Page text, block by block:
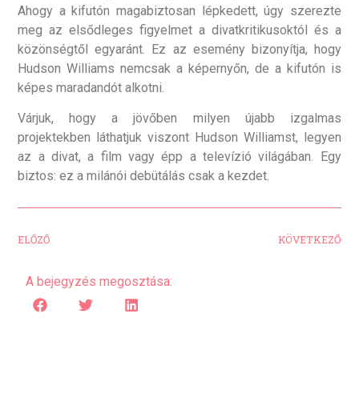
Ahogy a kifutón magabiztosan lépkedett, úgy szerezte
meg az elsődleges figyelmet a divatkritikusoktól és a
közönségtől egyaránt. Ez az esemény bizonyítja, hogy
Hudson Williams nemcsak a képernyőn, de a kifutón is
képes maradandót alkotni.
Várjuk, hogy a jövőben milyen újabb izgalmas
projektekben láthatjuk viszont Hudson Williamst, legyen
az a divat, a film vagy épp a televízió világában. Egy
biztos: ez a milánói debütálás csak a kezdet.
ELŐZŐ KÖVETKEZŐ
A bejegyzés megosztása: